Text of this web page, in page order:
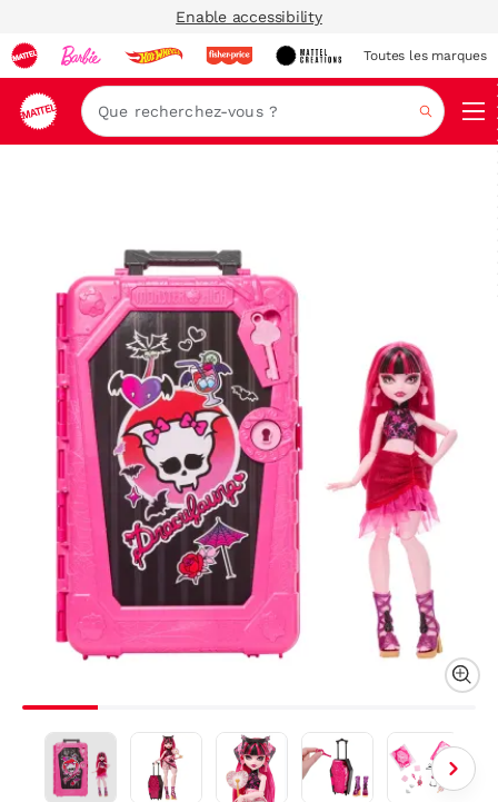
Enable accessibility
Toutes les marques